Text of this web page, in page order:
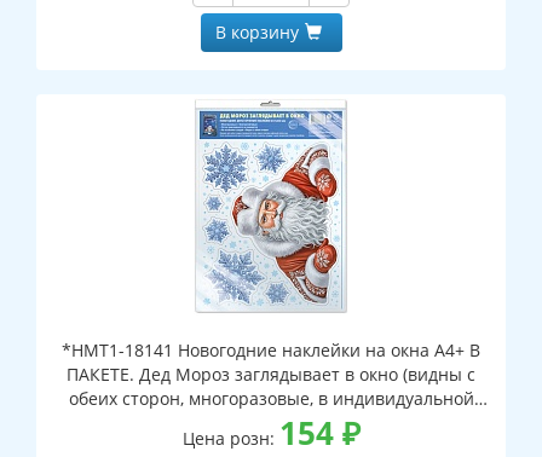
В корзину
*НМТ1-18141 Новогодние наклейки на окна А4+ В
ПАКЕТЕ. Дед Мороз заглядывает в окно (видны с
обеих сторон, многоразовые, в индивидуальной
упаковке, с европодвесом и клеевым клапаном)
Цена розн: 154₽